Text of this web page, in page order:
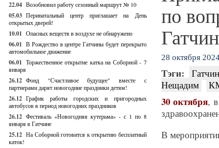
22.04 Возобновил работу сезонный маршрут № 10
05.03 Перинатальный центр приглашает на День
открытых дверей!
10.01 Опасных веществ в воздухе не обнаружено
06.01 В Рождество в центре Гатчины будет перекрыто
автомобильное движение
06.01 Торжественное открытие катка на Соборной - 7
января
26.12 Фонд "Счастливое будущее" вместе с
партнерами дарят новогодние праздники детям!
26.12 График работы городских и пригородных
автобусов в период новогодних праздников
26.12 Фестиваль «Новогодняя кутерьма» - с 1 по 8
января в Гатчине
25.12 На Соборной готовится к открытию бесплатный
каток!
по
28 октября
Тэги:
Нещадим
30 октября,
В